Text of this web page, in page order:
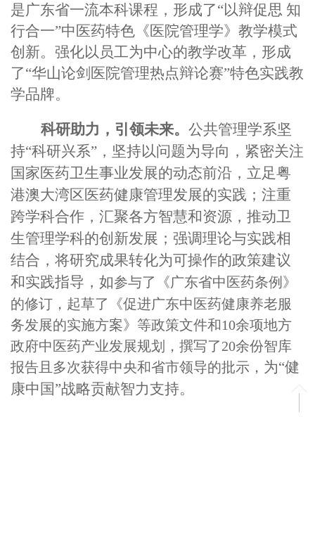
是广东省一流本科课程，形成了“以辩促思 知
行合一”中医药特色《医院管理学》教学模式
创新。强化以员工为中心的教学改革，形成
了“华山论剑医院管理热点辩论赛”特色实践教
学品牌。
科研助力，引领未来。 公共管理学系坚
持“科研兴系”，坚持以问题为导向，紧密关注
国家医药卫生事业发展的动态前沿，立足粤
港澳大湾区医药健康管理发展的实践；注重
跨学科合作，汇聚各方智慧和资源，推动卫
生管理学科的创新发展；强调理论与实践相
结合，将研究成果转化为可操作的政策建议
和实践指导，如参与了《广东省中医药条例》
的修订，起草了《促进广东中医药健康养老服
务发展的实施方案》等政策文件和10余项地方
政府中医药产业发展规划，撰写了20余份智库
报告且多次获得中央和省市领导的批示， 为“健
康中国”战略贡献智力支持。